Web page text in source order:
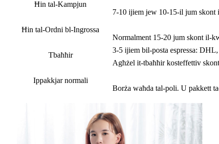
Ħin tal-Kampjun
7-10 ijiem jew 10-15-il jum skont
Ħin tal-Ordni bl-Ingrossa
Normalment 15-20 jum skont il-
Tbaħħir
3-5 ijiem bil-posta espressa:
Agħżel it-tbaħħir kosteffettiv
Ippakkjar normali
Borża waħda tal-poli. U pakkett